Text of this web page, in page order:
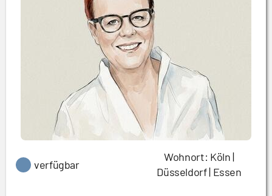
verfügbar
Wohnort: Köln |
Düsseldorf | Essen